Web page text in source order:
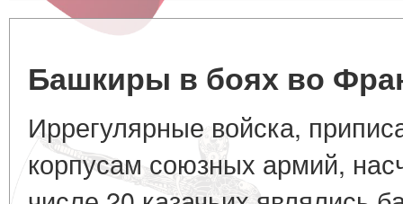
Башкиры в боях во
Иррегулярные войска,
корпусам союзных армий,